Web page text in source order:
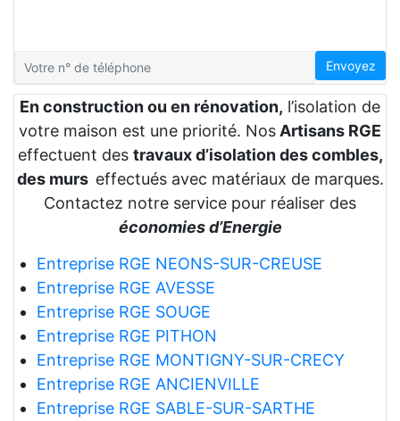
Envoyez
En construction ou en rénovation, l’isolation de
votre maison est une priorité. Nos Artisans RGE
effectuent des travaux d’isolation des combles,
des murs effectués avec matériaux de marques.
Contactez notre service pour réaliser des
économies d’Energie
Entreprise RGE NEONS-SUR-CREUSE
Entreprise RGE AVESSE
Entreprise RGE SOUGE
Entreprise RGE PITHON
Entreprise RGE MONTIGNY-SUR-CRECY
Entreprise RGE ANCIENVILLE
Entreprise RGE SABLE-SUR-SARTHE